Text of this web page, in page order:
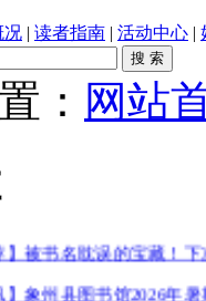
况 | 读者指南 | 活动中心 |
： 网站
，书香伴童行——象州县
体图书馆】背了八百遍《
】被书名耽误的宝藏！下
】象州县图书馆2026年暑